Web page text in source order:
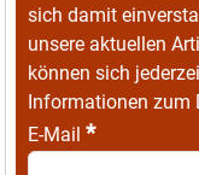
sich damit
unsere aktuellen
können sich
Informationen zum
E-Mail *